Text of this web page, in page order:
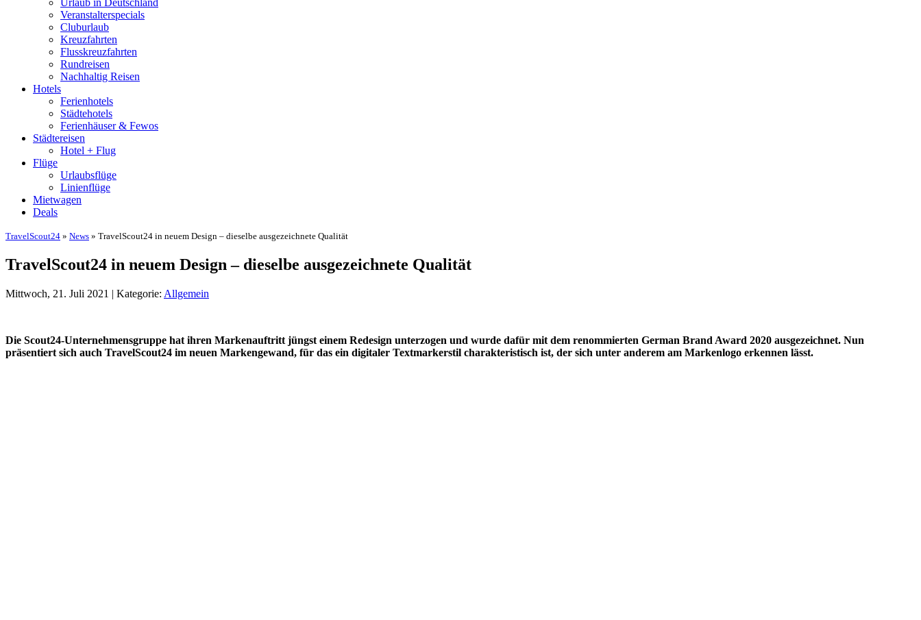
Urlaub in Deutschland
Veranstalterspecials
Cluburlaub
Kreuzfahrten
Flusskreuzfahrten
Rundreisen
Nachhaltig Reisen
Hotels
Ferienhotels
Städtehotels
Ferienhäuser & Fewos
Städtereisen
Hotel + Flug
Flüge
Urlaubsflüge
Linienflüge
Mietwagen
Deals
TravelScout24 » News » TravelScout24 in neuem Design – dieselbe ausgezeichnete Qualität
TravelScout24 in neuem Design – dieselbe ausgezeichnete Qualität
Mittwoch, 21. Juli 2021 | Kategorie: Allgemein
Die Scout24-Unternehmensgruppe hat ihren Markenauftritt jüngst einem Redesign unterzogen und wurde dafür mit dem renommierten German Brand Award 2020 ausgezeichnet. Nun
präsentiert sich auch TravelScout24 im neuen Markengewand, für das ein digitaler Textmarkerstil charakteristisch ist, der sich unter anderem am Markenlogo erkennen lässt.